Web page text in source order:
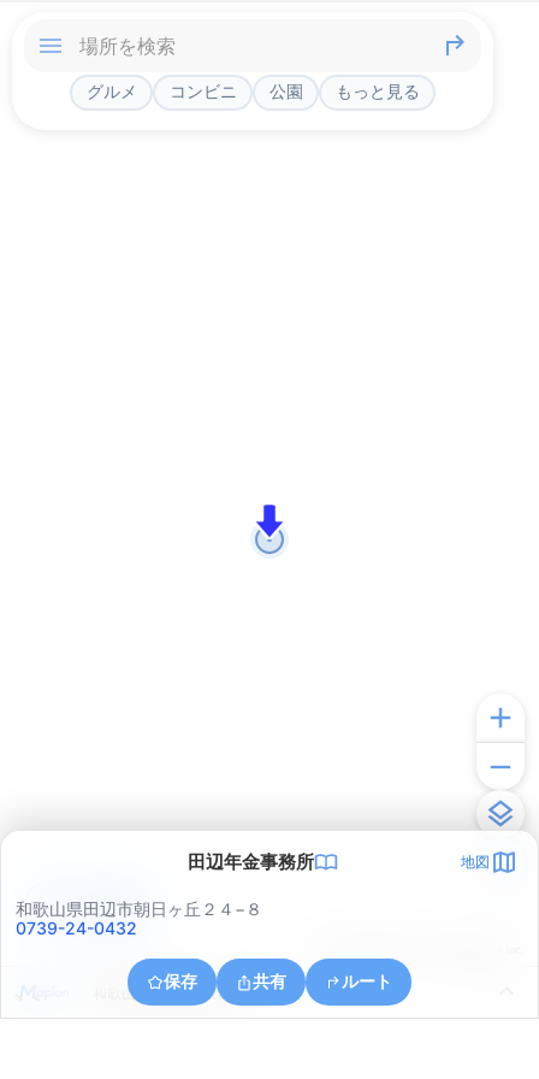
グルメ コンビニ 公園 もっと見る
田辺年金事務所 地図
和歌山県田辺市朝日ヶ丘２４−８
0739-24-0432
保存 共有 ルート
和歌山県田辺市末広町２
アプリで見る